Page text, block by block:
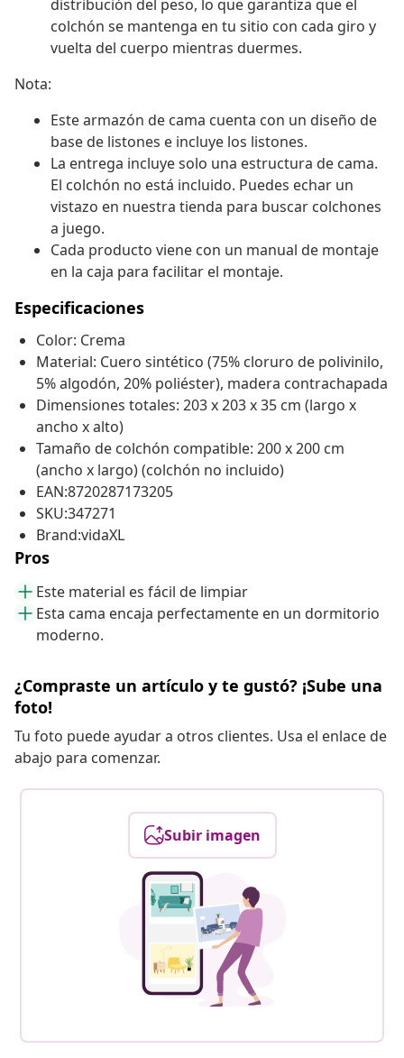
distribución del peso, lo que garantiza que el
colchón se mantenga en tu sitio con cada giro y
vuelta del cuerpo mientras duermes.
Nota:
Este armazón de cama cuenta con un diseño de
base de listones e incluye los listones.
La entrega incluye solo una estructura de cama.
El colchón no está incluido. Puedes echar un
vistazo en nuestra tienda para buscar colchones
a juego.
Cada producto viene con un manual de montaje
en la caja para facilitar el montaje.
Especificaciones
Color: Crema
Material: Cuero sintético (75% cloruro de polivinilo,
5% algodón, 20% poliéster), madera contrachapada
Dimensiones totales: 203 x 203 x 35 cm (largo x
ancho x alto)
Tamaño de colchón compatible: 200 x 200 cm
(ancho x largo) (colchón no incluido)
EAN:8720287173205
SKU:347271
Brand:vidaXL
Pros
Este material es fácil de limpiar
Esta cama encaja perfectamente en un dormitorio
moderno.
¿Compraste un artículo y te gustó? ¡Sube una
foto!
Tu foto puede ayudar a otros clientes. Usa el enlace de
abajo para comenzar.
Subir imagen